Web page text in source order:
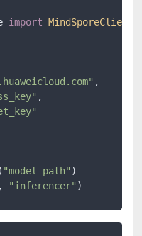
import MindSporeClient
,
,
( "model_path" )
"inferencer"